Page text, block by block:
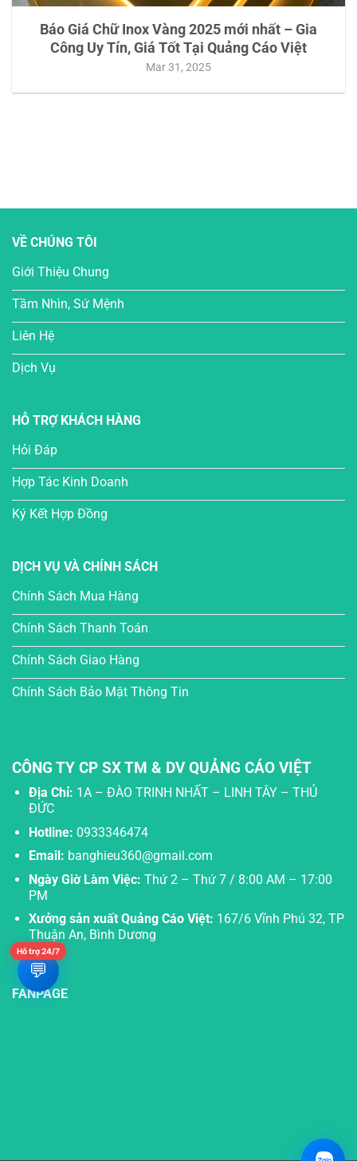
Báo Giá Chữ Inox Vàng 2025 mới nhất – Gia
Công Uy Tín, Giá Tốt Tại Quảng Cáo Việt
Mar 31, 2025
VỀ CHÚNG TÔI
Giới Thiệu Chung
Tầm Nhìn, Sứ Mệnh
Liên Hệ
Dịch Vụ
HỖ TRỢ KHÁCH HÀNG
Hỏi Đáp
Hợp Tác Kinh Doanh
Ký Kết Hợp Đồng
DỊCH VỤ VÀ CHÍNH SÁCH
Chính Sách Mua Hàng
Chính Sách Thanh Toán
Chính Sách Giao Hàng
Chính Sách Bảo Mật Thông Tin
CÔNG TY CP SX TM & DV QUẢNG CÁO VIỆT
Địa Chỉ: 1A – ĐÀO TRINH NHẤT – LINH TÂY – THỦ
ĐỨC
Hotline: 0933346474
Email: banghieu360@gmail.com
Ngày Giờ Làm Việc: Thứ 2 – Thứ 7 / 8:00 AM – 17:00
PM
Xưởng sản xuất Quảng Cáo Việt: 167/6 Vĩnh Phú 32, TP
Thuận An, Bình Dương
FANPAGE
💬
Hỗ trợ 24/7